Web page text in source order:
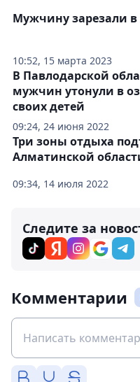
10:52, 15 марта 2023
Мужчину зарезали
09:24, 24 июня 2022
В Павлодарской
мужчин утонули в
своих детей
09:34, 14 июля 2022
Три зоны отдыха
Алматинской
Следите за
Комментарии